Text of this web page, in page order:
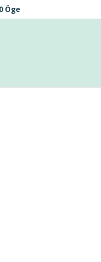
0 Öge